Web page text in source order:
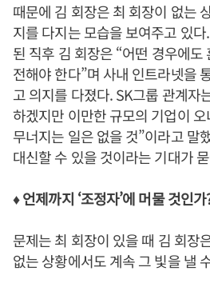
때문에 김 회장은 최 회장이 없는
지를 다지는 모습을 보여주고 있
된 직후 김 회장은 “어떤 경우에
전해야 한다”며 사내 인트라넷을
고 의지를 다졌다. SK그룹 관계자
하겠지만 이만한 규모의 기업이
무너지는 일은 없을 것”이라고 말
대신할 수 있을 것이라는 기대가
♦ 언제까지 ‘조정자’에 머물 것인가
문제는 최 회장이 있을 때 김 회장
없는 상황에서도 계속 그 빛을 낼